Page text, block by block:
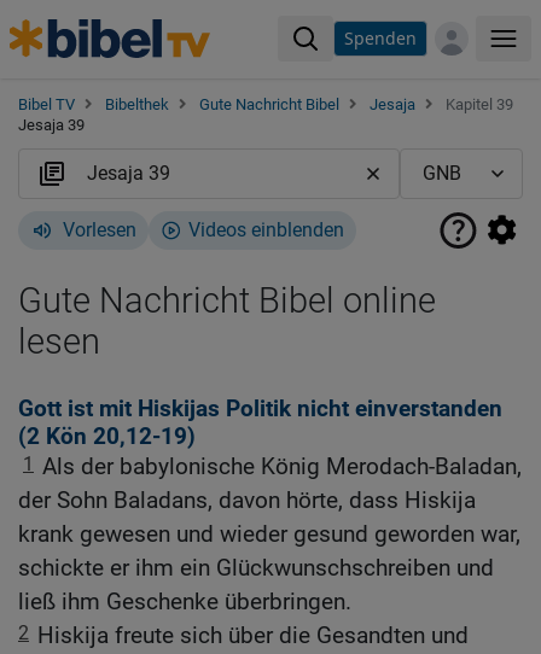
Spenden
Bibel TV Bibelthek Gute Nachricht Bibel Jesaja
Kapitel 39
Jesaja 39
Vorlesen Videos einblenden
Gute Nachricht Bibel online
lesen
Gott ist mit Hiskijas Politik nicht einverstanden
(2 Kön 20,12-19)
1 Als der babylonische König Merodach-Baladan,
der Sohn Baladans, davon hörte, dass Hiskija
krank gewesen und wieder gesund geworden war,
schickte er ihm ein Glückwunschschreiben und
ließ ihm Geschenke überbringen.
2 Hiskija freute sich über die Gesandten und